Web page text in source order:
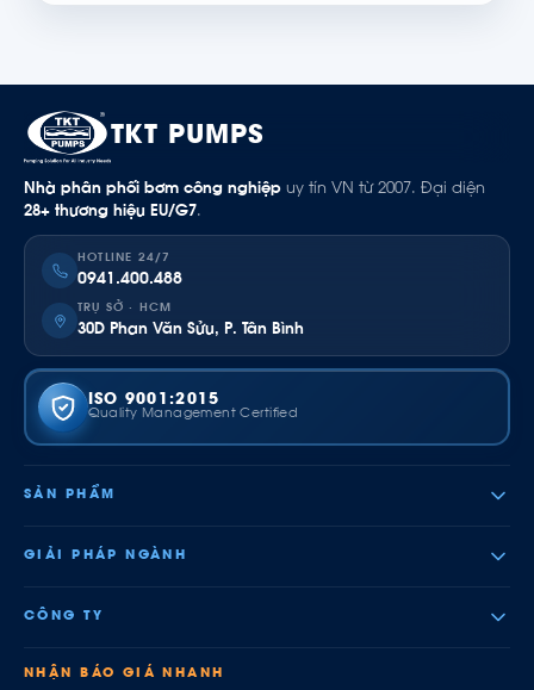
TKT PUMPS
Nhà phân phối bơm công nghiệp uy tín VN từ 2007. Đại diện
28+ thương hiệu EU/G7.
HOTLINE 24/7
0941.400.488
TRỤ SỞ · HCM
30D Phan Văn Sửu, P. Tân Bình
ISO 9001:2015
Quality Management Certified
SẢN PHẨM
GIẢI PHÁP NGÀNH
CÔNG TY
NHẬN BÁO GIÁ NHANH